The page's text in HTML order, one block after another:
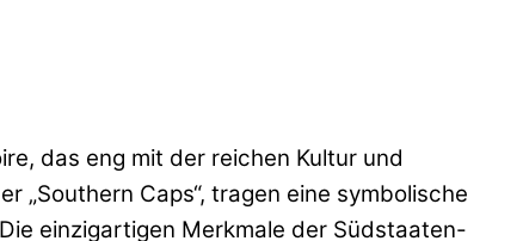
das eng mit der reichen Kultur und
„Southern Caps“, tragen eine symbolische
einzigartigen Merkmale der Südstaaten-